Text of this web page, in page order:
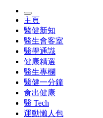
主頁
醫健新知
醫生會客室
醫學通識
健康精選
醫生專欄
醫健一分鐘
食出健康
醫 Tech
運動懶人包